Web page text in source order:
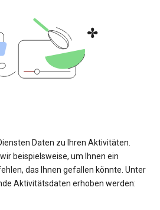
Daten zu Ihren Aktivitäten.
beispielsweise, um Ihnen ein
das Ihnen gefallen könnte. Unter
Aktivitätsdaten erhoben werden: